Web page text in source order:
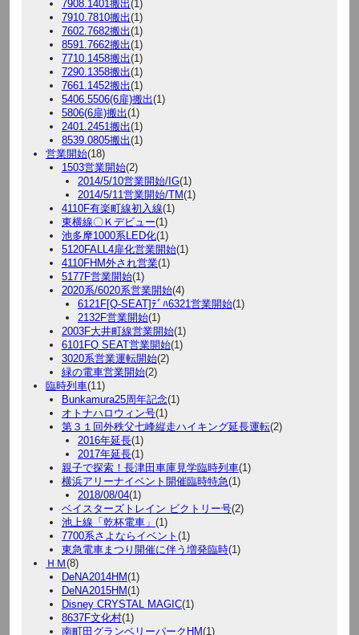
7908.1401搬出(1)
7910.7810搬出(1)
7602.7682搬出(1)
8591.7662搬出(1)
7710.1458搬出(1)
7290.1358搬出(1)
7661.1452搬出(1)
5406.5506(6扉)搬出(1)
5806(6扉)搬出(1)
2401.2451搬出(1)
8539.0805搬出(1)
営業開始(18)
1503営業開始(2)
2014/5/10営業開始/IG(1)
2014/5/11営業開始/TM(1)
4110F有楽町線初入線(1)
東横線〇Ｋデビュー(1)
池多摩1000系LED化(1)
5120FALL4扉化営業開始(1)
4110FHM外され営業(1)
5177F営業開始(1)
2020系/6020系営業開始(4)
6121F[Q-SEAT]ﾃﾞﾊ6321営業開始(1)
2132F営業開始(1)
2003F大井町線営業開始(1)
6101FQ SEAT営業開始(1)
3020系営業運転開始(2)
緑の電車営業開始(2)
臨時列車(11)
Bunkamura25周年記念(1)
オトナハロウィン号(1)
第３１回外秩父七峰縦走ハイキング延長運転(2)
2016年延長(1)
2017年延長(1)
親子で探索！長津田車庫見学臨時列車(1)
横浜アリーナイベント開催臨時特急(1)
2018/08/04(1)
ベイスターズトレイン ビクトリー号(2)
池上線「乾杯電車」 (1)
7700系さよならイベント (1)
東急電車まつり開催に伴う増発臨時(1)
ＨＭ(8)
DeNA2014HM(1)
DeNA2015HM(1)
Disney CRYSTAL MAGIC(1)
8637F文化村(1)
南町田グランベリーパークHM(1)